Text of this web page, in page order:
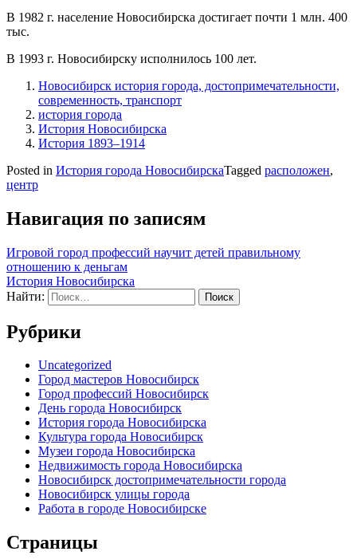
В 1982 г. население Новосибирска достигает почти 1 млн. 400
тыс.
В 1993 г. Новосибирску исполнилось 100 лет.
Новосибирск история города, достопримечательности,
современность, транспорт
история города
История Новосибирска
История 1893–1914
Posted in История города НовосибирскаTagged расположен,
центр
Навигация по записям
Игровой город профессий научит детей правильному
отношению к деньгам
История Новосибирска
Найти:
Рубрики
Uncategorized
Город мастеров Новосибирск
Город профессий Новосибирск
День города Новосибирск
История города Новосибирска
Культура города Новосибирск
Музеи города Новосибирска
Недвижимость города Новосибирска
Новосибирск достопримечательности города
Новосибирск улицы города
Работа в городе Новосибирске
Страницы